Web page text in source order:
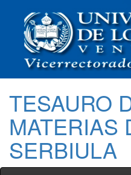
TESAURO
MATERIAS
SERBIULA